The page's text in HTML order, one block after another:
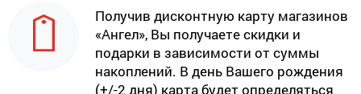
Получив дисконтную карту магазинов
«Ангел», Вы получаете скидки и
подарки в зависимости от суммы
накоплений. В день Вашего рождения
(+/-2 дня) карта будет определяться